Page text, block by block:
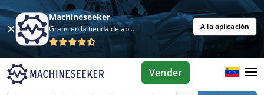
Machineseeker
Gratis en la tienda de aplicaciones A la aplicación
Vender